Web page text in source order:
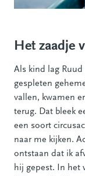
Het zaadje
Als kind lag
gespleten
vallen, kwamen
terug. Dat bleek
een soort
naar me kijken.
ontstaan dat ik
hij gepest. In het